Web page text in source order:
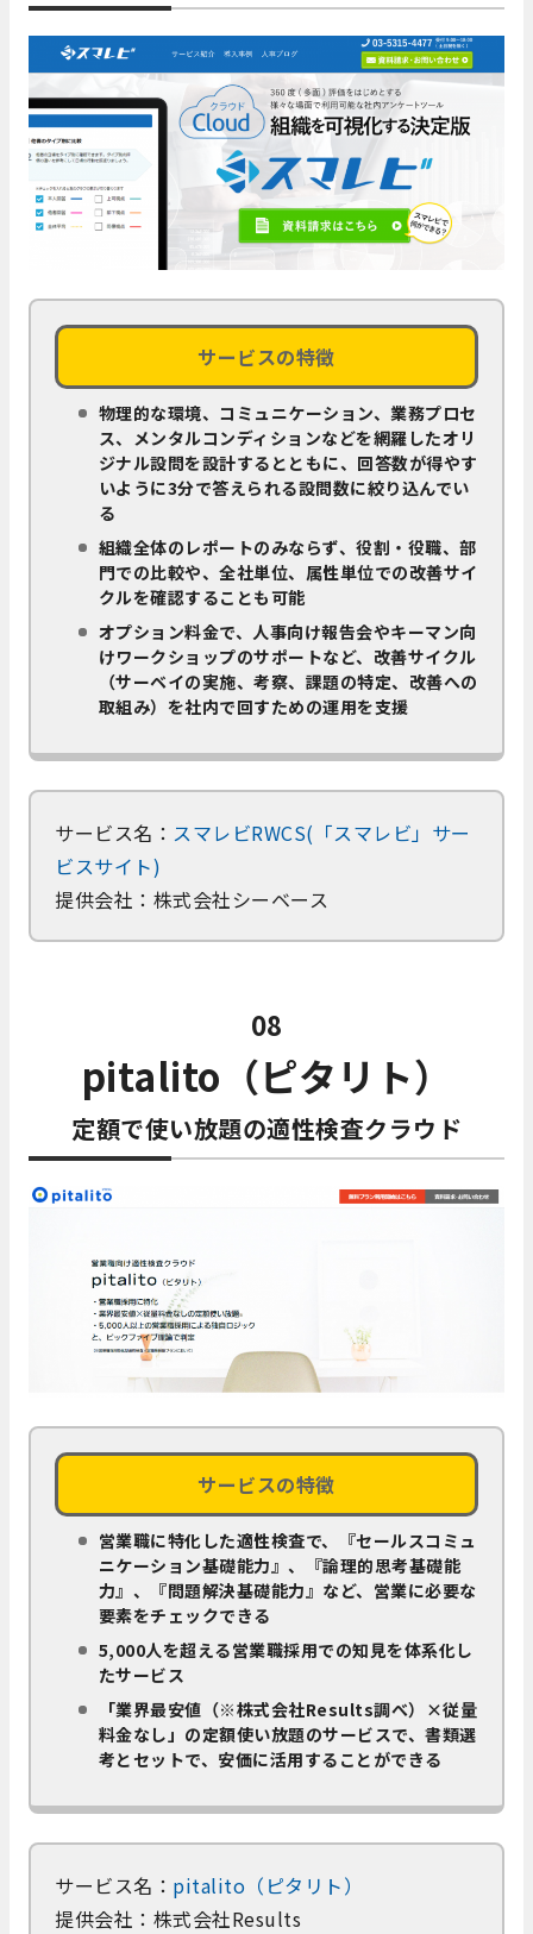
サービスの特徴
物理的な環境、コミュニケーション、業務プロセ
ス、メンタルコンディションなどを網羅したオリ
ジナル設問を設計するとともに、回答数が得やす
いように3分で答えられる設問数に絞り込んでい
る
組織全体のレポートのみならず、役割・役職、部
門での比較や、全社単位、属性単位での改善サイ
クルを確認することも可能
オプション料金で、人事向け報告会やキーマン向
けワークショップのサポートなど、改善サイクル
（サーベイの実施、考察、課題の特定、改善への
取組み）を社内で回すための運用を支援
サービス名： スマレビRWCS(「スマレビ」サー
ビスサイト)
提供会社：株式会社シーベース
08
pitalito（ピタリト）
定額で使い放題の適性検査クラウド
サービスの特徴
営業職に特化した適性検査で、『セールスコミュ
ニケーション基礎能力』、『論理的思考基礎能
力』、『問題解決基礎能力』など、営業に必要な
要素をチェックできる
5,000人を超える営業職採用での知見を体系化し
たサービス
「業界最安値（※株式会社Results調べ）×従量
料金なし」の定額使い放題のサービスで、書類選
考とセットで、安価に活用することができる
サービス名： pitalito（ピタリト）
提供会社：株式会社Results